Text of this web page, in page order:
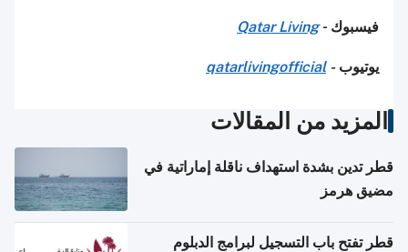
فيسبوك -Qatar Living
يوتيوب-
qatarlivingofficial
المزيد من المقالات
قطر تدين بشدة استهداف ناقلة إماراتية في
مضيق هرمز
قطر تفتح باب التسجيل لبرامج الدبلوم